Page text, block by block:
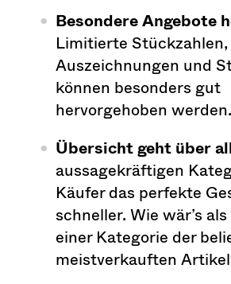
Besondere Angebote
Limitierte Stückzahlen,
Auszeichnungen und
können besonders gut
hervorgehoben werden.
Übersicht geht über
aussagekräftigen
Käufer das perfekte
schneller. Wie wär’s
einer Kategorie der
meistverkauften